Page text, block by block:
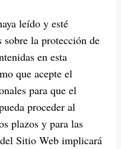
leído y esté
la protección de
en esta
que acepte el
para que el
proceder al
plazos y para las
Sitio Web implicará